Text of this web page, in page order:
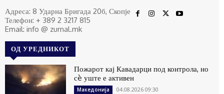
Адреса: 8 Ударна Бригада 20б, Скопје
Телефон: + 389 2 3217 815
Email: info @ zurnal.mk
ОД УРЕДНИКОТ
Пожарот кај Кавадарци под контрола, но
сè уште е активен
Македонија 04.08.2026 09:30